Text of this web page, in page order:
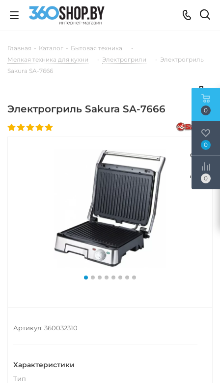
Главная - Каталог - Бытовая техника
-
Мелкая техника для кухни
- Электрогрили - Электрогриль
Sakura SA-7666
Электрогриль Sakura SA-7666
Артикул: 360032310
Характеристики
Тип
0
0
0